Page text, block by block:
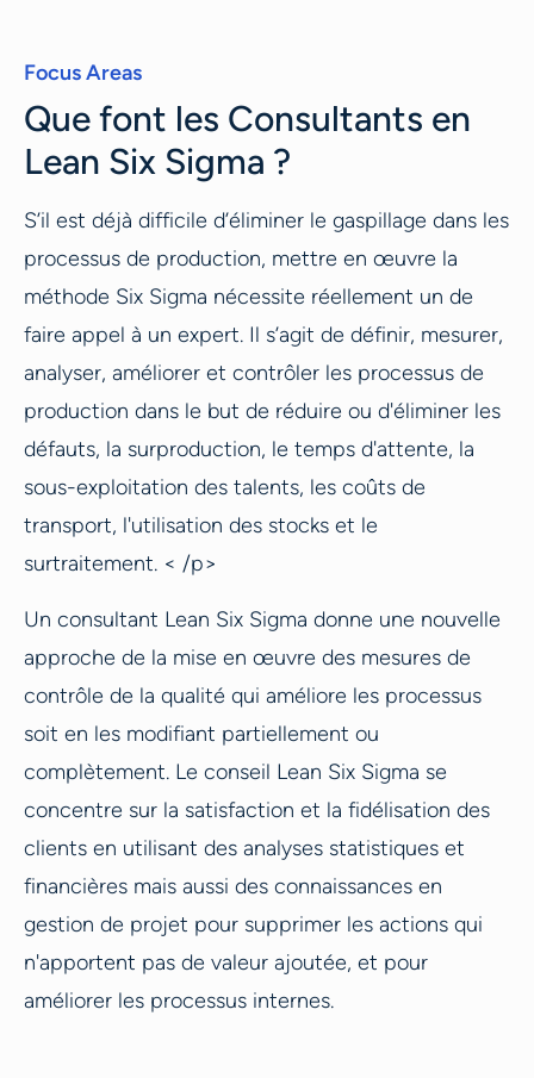
Focus Areas
Que font les Consultants en
Lean Six Sigma ?
S’il est déjà difficile d’éliminer le gaspillage dans les
processus de production, mettre en œuvre la
méthode Six Sigma nécessite réellement un de
faire appel à un expert. Il s’agit de définir, mesurer,
analyser, améliorer et contrôler les processus de
production dans le but de réduire ou d'éliminer les
défauts, la surproduction, le temps d'attente, la
sous-exploitation des talents, les coûts de
transport, l'utilisation des stocks et le
surtraitement. < /p>
Un consultant Lean Six Sigma donne une nouvelle
approche de la mise en œuvre des mesures de
contrôle de la qualité qui améliore les processus
soit en les modifiant partiellement ou
complètement. Le conseil Lean Six Sigma se
concentre sur la satisfaction et la fidélisation des
clients en utilisant des analyses statistiques et
financières mais aussi des connaissances en
gestion de projet pour supprimer les actions qui
n'apportent pas de valeur ajoutée, et pour
améliorer les processus internes.